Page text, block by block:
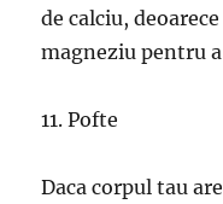
de calciu,
magneziu pentru
11. Pofte
Daca corpul tau